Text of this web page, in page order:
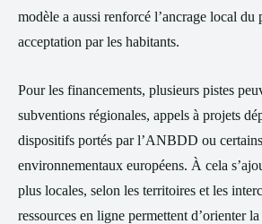
modèle a aussi renforcé l’ancrage local du
acceptation par les habitants.
Pour les financements, plusieurs pistes
subventions régionales, appels à projets
dispositifs portés par l’ANBDD ou
environnementaux européens. À cela
plus locales, selon les territoires et les
ressources en ligne permettent d’orienter